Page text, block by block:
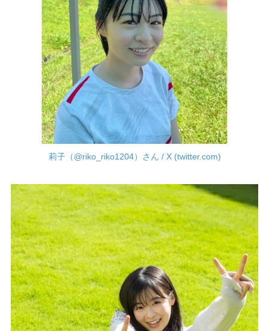
莉子（@riko_riko1204）さん / X (twitter.com)